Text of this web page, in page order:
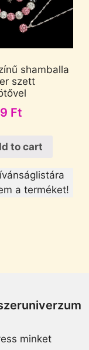
shamballa
szett
Ft
to cart
a terméket!
minket